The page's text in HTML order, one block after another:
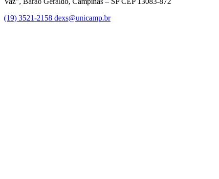
(19) 3521-2158 dexs@unicamp.br